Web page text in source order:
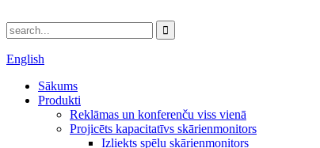
English
Sākums
Produkti
Reklāmas un konferenču viss vienā
Projicēts kapacitatīvs skārienmonitors
Izliekts spēļu skārienmonitors